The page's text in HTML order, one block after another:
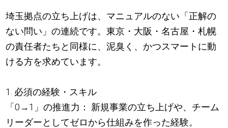
埼玉拠点の立ち上げは、マニュアルのない「正解の
ない問い」の連続です。東京・大阪・名古屋・札幌
の責任者たちと同様に、泥臭く、かつスマートに動
ける方を求めています。
1. 必須の経験・スキル
「0→1」の推進力： 新規事業の立ち上げや、チーム
リーダーとしてゼロから仕組みを作った経験。